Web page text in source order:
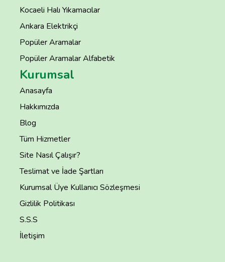
Kocaeli Halı Yıkamacılar
Ankara Elektrikçi
Popüler Aramalar
Popüler Aramalar Alfabetik
Kurumsal
Anasayfa
Hakkımızda
Blog
Tüm Hizmetler
Site Nasıl Çalışır?
Teslimat ve İade Şartları
Kurumsal Üye Kullanıcı Sözleşmesi
Gizlilik Politikası
S.S.S
İletişim